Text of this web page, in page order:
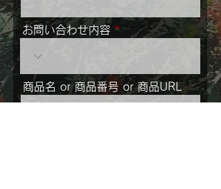
お問い合わせ内容
商品名 or 商品番号 or 商品URL